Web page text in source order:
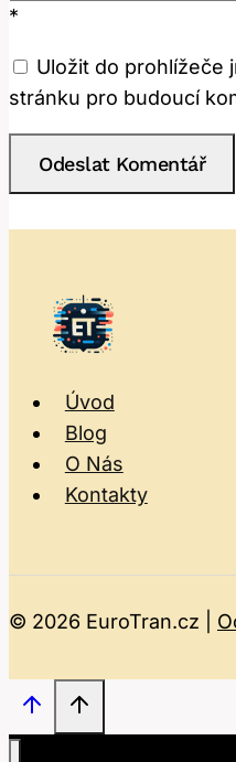
*
Uložit do prohlížeče
stránku pro budoucí
Úvod
Blog
O Nás
Kontakty
© 2026 EuroTran.cz |